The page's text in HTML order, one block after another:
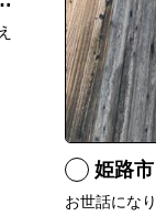
姫路
お世話にな